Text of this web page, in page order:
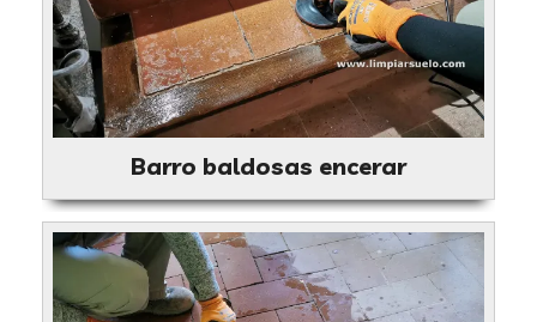
Barro baldosas encerar